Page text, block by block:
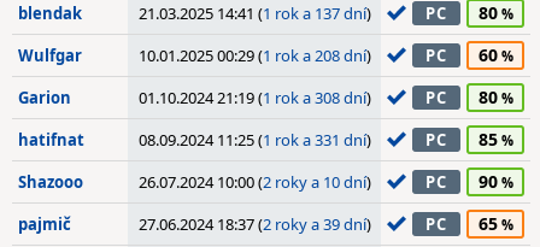
blendak 21.03.2025 14:41 (1 rok a 137 dní) PC 80
Wulfgar 10.01.2025 00:29 (1 rok a 208 dní) PC 60
Garion 01.10.2024 21:19 (1 rok a 308 dní) PC 80
hatifnat 08.09.2024 11:25 (1 rok a 331 dní) PC 85
Shazooo 26.07.2024 10:00 (2 roky a 10 dní) PC 90
pajmič 27.06.2024 18:37 (2 roky a 39 dní) PC 65